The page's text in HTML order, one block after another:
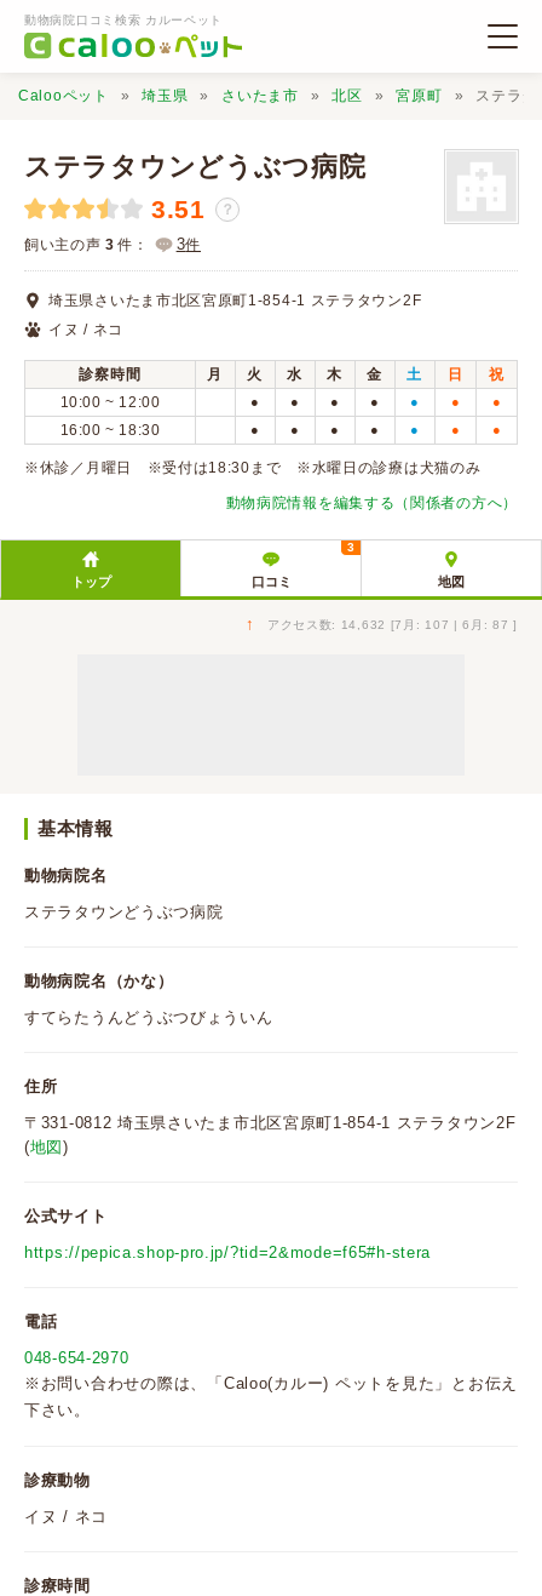
動物病院口コミ検索 カルーペット
動物病院検索
口コミ検索
Calooペットとは？
口コミ投稿
Calooペット 埼玉県 さいたま市 北区 宮原町 ステラタ
ステラタウンどうぶつ病院
3.51 ？
飼い主の声 3 件： 3件
埼玉県さいたま市北区宮原町1-854-1 ステラタウン2F
イヌ / ネコ
診察時間 月 火 水 木 金 土 日
祝
10:00 ~ 12:00
● ● ● ● ● ● ●
16:00 ~ 18:30 ● ● ● ● ● ● ●
※休診／月曜日 ※受付は18:30まで ※水曜日の診療は犬猫のみ
動物病院情報を編集する（関係者の方へ）
トップ 口コミ
3
地図
↑ アクセス数: 14,632 [7月: 107 | 6月: 87 ]
基本情報
動物病院名
ステラタウンどうぶつ病院
動物病院名（かな）
すてらたうんどうぶつびょういん
住所
〒331-0812 埼玉県さいたま市北区宮原町1-854-1 ステラタウン2F
(地図)
公式サイト
https://pepica.shop-pro.jp/?tid=2&mode=f65#h-stera
電話
048-654-2970
※お問い合わせの際は、「Caloo(カルー) ペットを見た」とお伝え
下さい。
診療動物
イヌ / ネコ
診療時間